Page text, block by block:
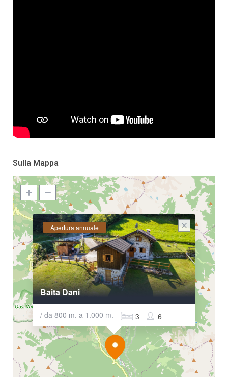
Sulla Mappa
Apertura annuale
Baita Dani
/ da 800 m. a 1.000 m. 6
3